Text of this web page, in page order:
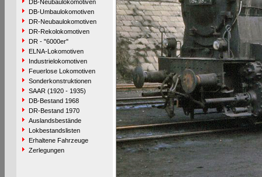
DB-Neubaulokomotiven
DB-Umbaulokomotiven
DR-Neubaulokomotiven
DR-Rekolokomotiven
DR - "6000er"
ELNA-Lokomotiven
Industrielokomotiven
Feuerlose Lokomotiven
Sonderkonstruktionen
SAAR (1920 - 1935)
DB-Bestand 1968
DR-Bestand 1970
Auslandsbestände
Lokbestandslisten
Erhaltene Fahrzeuge
Zerlegungen